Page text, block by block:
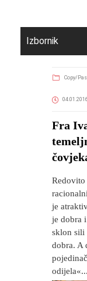
Izbornik
Copy/
04.01.2016
Fra
je
je dobra
sklon sili
dobra. A
odijela«...